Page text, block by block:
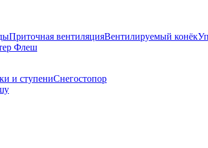
Приточная вентиляцияВентилируемый конёк
Флеш
и ступениСнегостопор